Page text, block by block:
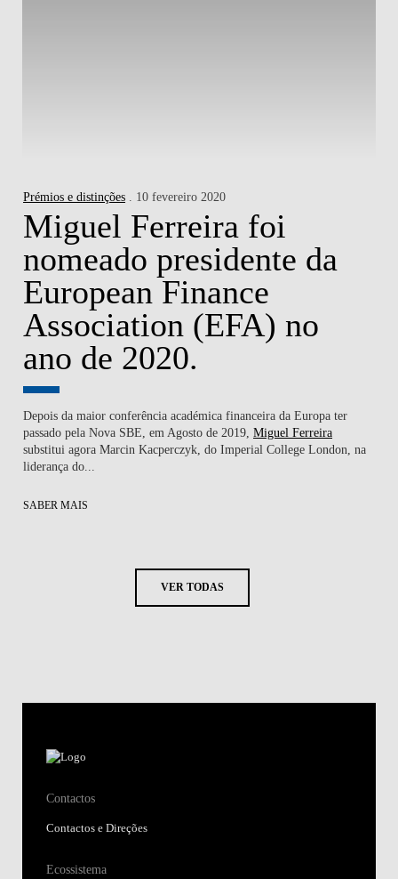
Prémios e distinções . 10 fevereiro 2020
Miguel Ferreira foi
nomeado presidente da
European Finance
Association (EFA) no
ano de 2020.
Depois da maior conferência académica financeira da Europa ter
passado pelaNova SBE , em Agosto de 2019,Miguel Ferreira
substitui agora Marcin Kacperczyk, do Imperial College London, na
liderança do...
SABER MAIS
VER TODAS
Contactos
Contactos e Direções
Ecossistema